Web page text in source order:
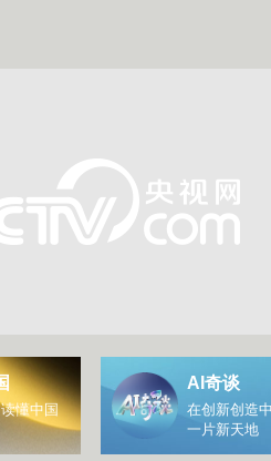
懂中国
AI奇谈
在创新创造
一片新天地